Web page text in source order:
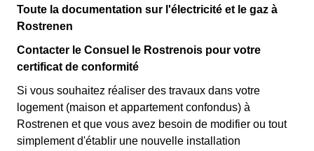
Toute la documentation sur l'électricité et le gaz à
Rostrenen
Contacter le Consuel le Rostrenois pour votre
certificat de conformité
Si vous souhaitez réaliser des travaux dans votre
logement (maison et appartement confondus) à
Rostrenen et que vous avez besoin de modifier ou tout
simplement d'établir une nouvelle installation